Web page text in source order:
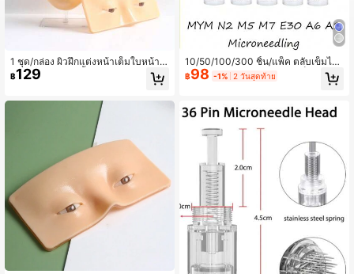
1 ชุด/กล่อง ผิวฝึกแต่งหน้าเต็มใบหน้าแ
ละดวงตาแบบใช้ซ้ำได้, แผ่นซิลิโคนฝึก
สักคิ้วและแต่งตา, เหมาะสำหรับโรงเรีย
฿129
10/50/100/300 ชิ้น/แพ็ค ตลับเข็มไมโ
ครนีดเดิลสำหรับปากกา, หัวเข็มไมโคร
นีดเดิล 36 นาโน 12 หัว, เหมาะสำหรับ
A6, ชิ้นส่วนอะไหล่แบบใช้ครั้งเดียว (0.
25 มม.), เหมาะสำหรับผลิตภัณฑ์ดูแลผิ
ว, ความงาม, เครื่องสำอาง
฿98 -1% 2 วันสุดท้าย